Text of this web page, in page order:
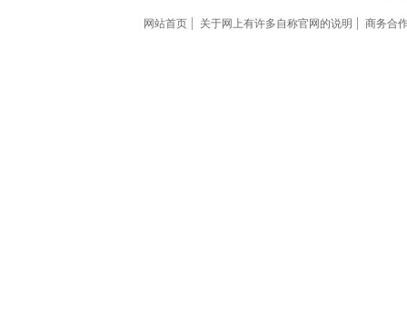
网站首页 关于网上有许多自称官网的说明 商务合